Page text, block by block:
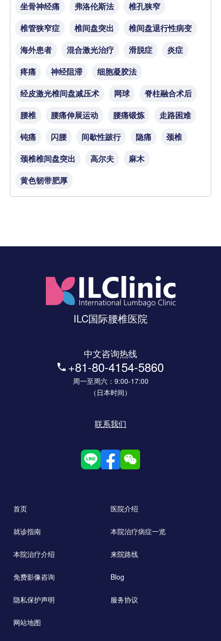
坐骨神经痛
弗洛伦斯法
椎孔狭窄
椎管狭窄症
椎间盘突出
椎间盘退行性病变
海外患者
混合激光治疗 滑脱症
炎症
疼痛
神经阻滞
细胞凝胶法
经皮激光椎间盘减压术
网球
脊柱融合术后
腰椎
腰痛伸展运动 腰痛锻炼
走路困难
钝痛
闪腰 间歇性跛行 隐痛
颈椎
颈椎椎间盘突出
高尔夫
麻木
黄色韧带肥厚
ILC国际腰椎医院
中文咨询热线
+81-80-4154-5860
周一至周六：9:00-17:00
（日本时间）
联系我们
首页 医院介绍
就诊指南 本院治疗病症一览
本院治疗介绍 来院路线
免费影像咨询 Blog
隐私保护声明 服务协议
网站地图